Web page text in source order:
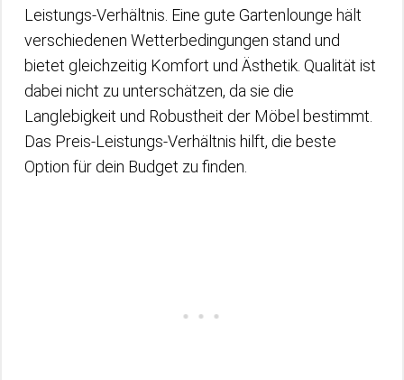
Leistungs-Verhältnis. Eine gute Gartenlounge hält
verschiedenen Wetterbedingungen stand und
bietet gleichzeitig Komfort und Ästhetik. Qualität ist
dabei nicht zu unterschätzen, da sie die
Langlebigkeit und Robustheit der Möbel bestimmt.
Das Preis-Leistungs-Verhältnis hilft, die beste
Option für dein Budget zu finden.